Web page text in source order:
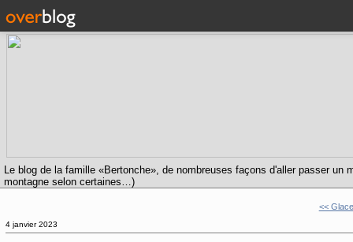
Le blog de la famille «Bertonche», de nombreuses façons d'aller passer
montagne selon certaines…)
<<
4 janvier 2023